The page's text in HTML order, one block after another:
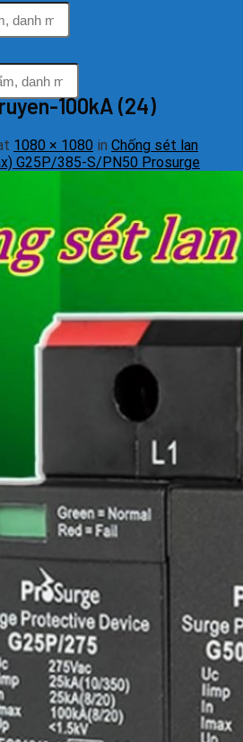
100kA (24)
1080 × 1080 in Chống sét lan
G25P/385-S/PN50 Prosurge